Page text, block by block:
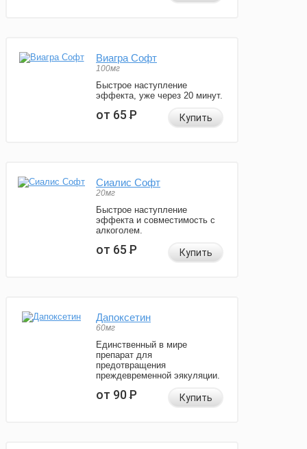
Виагра Софт
100мг
Быстрое наступление
эффекта, уже через 20 минут.
от 65Р Купить
Сиалис Софт
20мг
Быстрое наступление
эффекта и совместимость с
алкоголем.
от 65Р Купить
Дапоксетин
60мг
Единственный в мире
препарат для
предотвращения
преждевременной эякуляции.
от 90Р Купить